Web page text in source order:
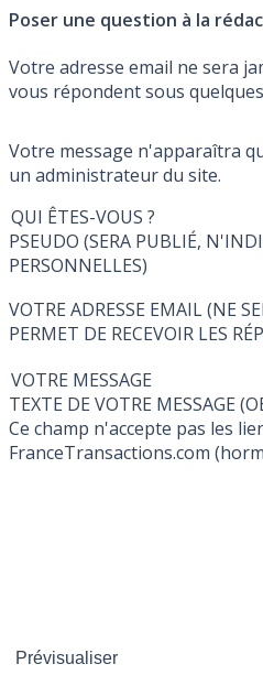
Poser une question à la
Votre adresse email ne sera
vous répondent sous
Votre message n'apparaîtra
un administrateur du site.
QUI ÊTES-VOUS ?
PSEUDO (SERA PUBLIÉ,
PERSONNELLES)
VOTRE ADRESSE EMAIL (NE
PERMET DE RECEVOIR LES
VOTRE MESSAGE
TEXTE
Ce champ n'accepte pas les
FranceTransactions.com